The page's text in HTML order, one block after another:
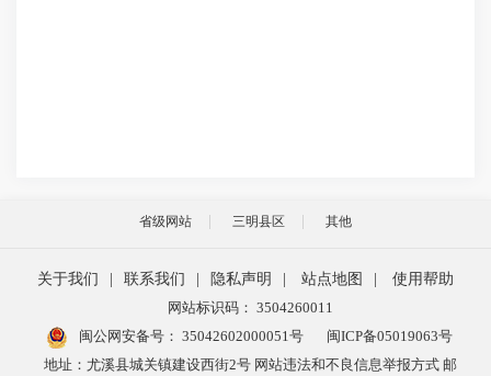
省级网站 三明县区 其他
关于我们 联系我们 隐私声明 站点地图
使用帮助
网站标识码： 3504260011
闽公网安备号： 35042602000051号
闽ICP备05019063号
地址：尤溪县城关镇建设西街2号 网站违法和不良信息举报方式 邮